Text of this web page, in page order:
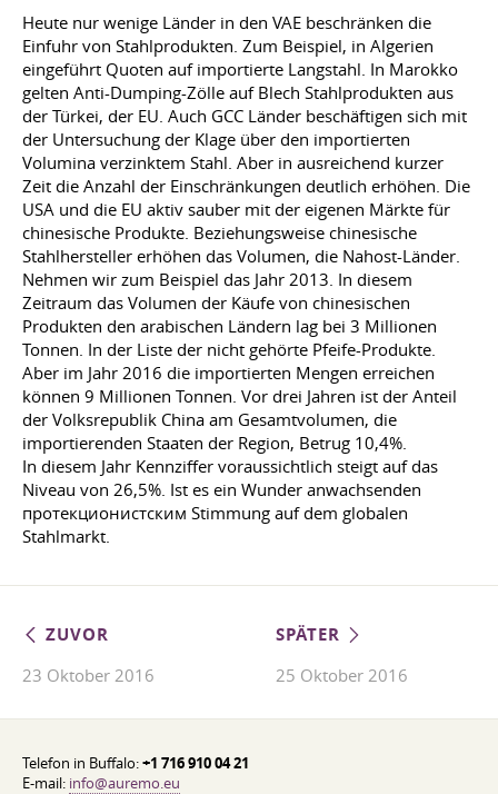
Heute nur wenige Länder in den VAE beschränken die
Einfuhr von Stahlprodukten. Zum Beispiel, in Algerien
eingeführt Quoten auf importierte Langstahl. In Marokko
gelten Anti-Dumping-Zölle auf Blech Stahlprodukten aus
der Türkei, der EU. Auch GCC Länder beschäftigen sich mit
der Untersuchung der Klage über den importierten
Volumina verzinktem Stahl. Aber in ausreichend kurzer
Zeit die Anzahl der Einschränkungen deutlich erhöhen. Die
USA und die EU aktiv sauber mit der eigenen Märkte für
chinesische Produkte. Beziehungsweise chinesische
Stahlhersteller erhöhen das Volumen, die Nahost-Länder.
Nehmen wir zum Beispiel das Jahr 2013. In diesem
Zeitraum das Volumen der Käufe von chinesischen
Produkten den arabischen Ländern lag bei 3 Millionen
Tonnen. In der Liste der nicht gehörte Pfeife-Produkte.
Aber im Jahr 2016 die importierten Mengen erreichen
können 9 Millionen Tonnen. Vor drei Jahren ist der Anteil
der Volksrepublik China am Gesamtvolumen, die
importierenden Staaten der Region, Betrug 10,4%.
In diesem Jahr Kennziffer voraussichtlich steigt auf das
Niveau von 26,5%. Ist es ein Wunder anwachsenden
протекционистским Stimmung auf dem globalen
Stahlmarkt.
ZUVOR
23 Oktober 2016
SPÄTER
25 Oktober 2016
Telefon in Buffalo:+1 716 910 04 21
E-mail: info@auremo.eu